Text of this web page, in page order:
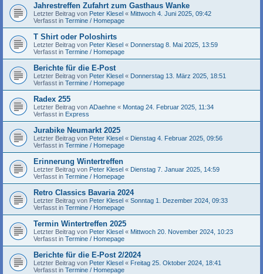
Jahrestreffen Zufahrt zum Gasthaus Wanke
Letzter Beitrag von Peter Klesel « Mittwoch 4. Juni 2025, 09:42
Verfasst in Termine / Homepage
T Shirt oder Poloshirts
Letzter Beitrag von Peter Klesel « Donnerstag 8. Mai 2025, 13:59
Verfasst in Termine / Homepage
Berichte für die E-Post
Letzter Beitrag von Peter Klesel « Donnerstag 13. März 2025, 18:51
Verfasst in Termine / Homepage
Radex 255
Letzter Beitrag von ADaehne « Montag 24. Februar 2025, 11:34
Verfasst in Express
Jurabike Neumarkt 2025
Letzter Beitrag von Peter Klesel « Dienstag 4. Februar 2025, 09:56
Verfasst in Termine / Homepage
Erinnerung Wintertreffen
Letzter Beitrag von Peter Klesel « Dienstag 7. Januar 2025, 14:59
Verfasst in Termine / Homepage
Retro Classics Bavaria 2024
Letzter Beitrag von Peter Klesel « Sonntag 1. Dezember 2024, 09:33
Verfasst in Termine / Homepage
Termin Wintertreffen 2025
Letzter Beitrag von Peter Klesel « Mittwoch 20. November 2024, 10:23
Verfasst in Termine / Homepage
Berichte für die E-Post 2/2024
Letzter Beitrag von Peter Klesel « Freitag 25. Oktober 2024, 18:41
Verfasst in Termine / Homepage